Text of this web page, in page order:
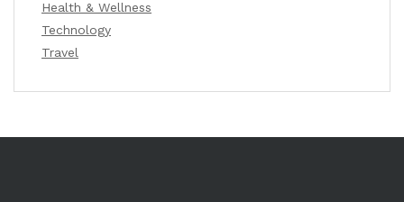
Health & Wellness
Technology
Travel